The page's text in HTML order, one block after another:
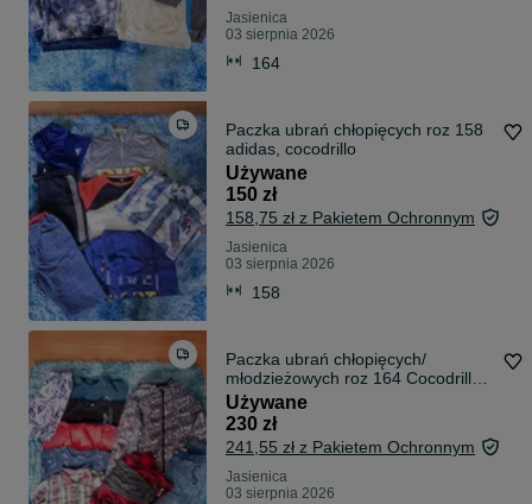
Jasienica
03 sierpnia 2026
164
Paczka ubrań chłopięcych roz 158
adidas, cocodrillo
Używane
150 zł
158,75 zł z Pakietem Ochronnym
Jasienica
03 sierpnia 2026
158
Paczka ubrań chłopięcych/
młodzieżowych roz 164 Cocodrillo,
Smyk, C&A
Używane
230 zł
241,55 zł z Pakietem Ochronnym
Jasienica
03 sierpnia 2026